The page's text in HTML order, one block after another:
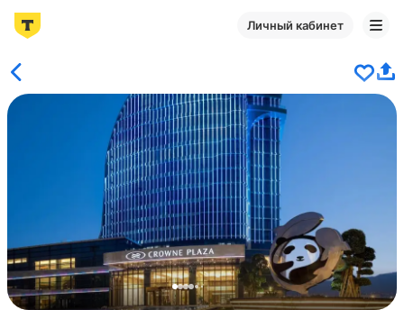
Личный кабинет